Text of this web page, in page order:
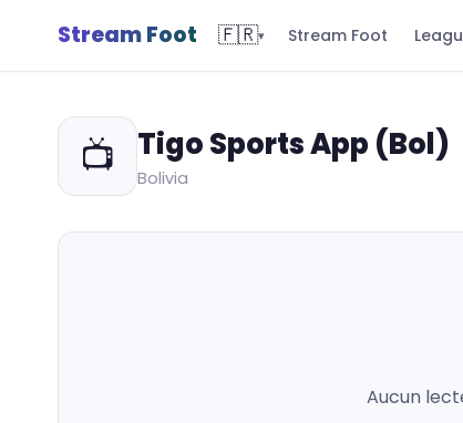
Stream Foot 🇫🇷▾ Stream Foot
📺 Tigo Sports App (Bol)
Bolivia
Aucun